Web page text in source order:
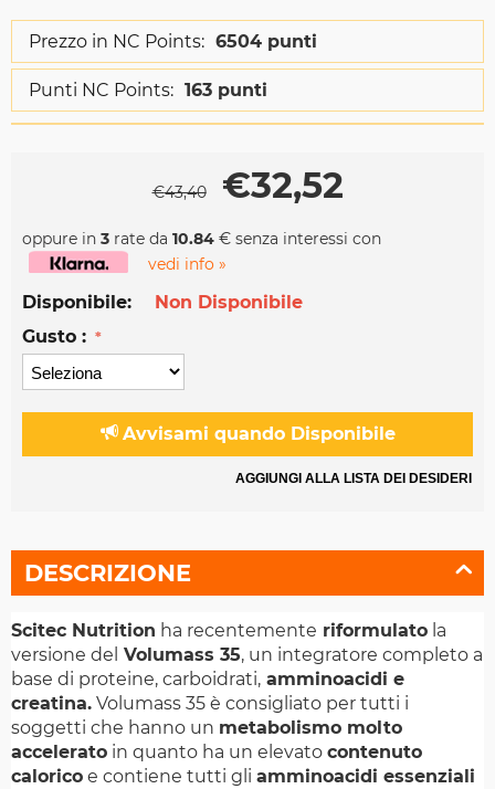
Prezzo in NC Points: 6504 punti
Punti NC Points: 163 punti
€43,40 €32,52
oppure in 3 rate da 10.84 € senza interessi con
vedi info »
Disponibile:
Non Disponibile
Gusto :
Avvisami quando Disponibile
AGGIUNGI ALLA LISTA DEI DESIDERI
DESCRIZIONE
Scitec Nutrition ha recentemente riformulato la
versione del Volumass 35, un integratore completo a
base di proteine, carboidrati, amminoacidi e
creatina. Volumass 35 è consigliato per tutti i
soggetti che hanno un metabolismo molto
accelerato in quanto ha un elevato contenuto
calorico e contiene tutti gli amminoacidi essenziali